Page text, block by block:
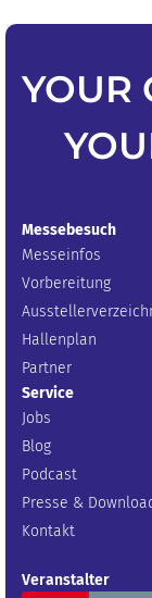
YOUR
Messebesuch
Messeinfos
Vorbereitung
Hallenplan
Partner
Service
Jobs
Blog
Podcast
Presse &
Kontakt
Veranstalter